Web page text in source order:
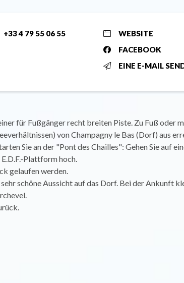
+33 4 79 55 06 55
WEBSITE
FACEBOOK
EINE E-MAIL
für Fußgänger recht breiten Piste. Zu Fuß oder
von Champagny le Bas (Dorf) aus
Sie an der "Pont des Chailles": Gehen Sie auf
Plattform hoch.
gelaufen werden.
schöne Aussicht auf das Dorf. Bei der Ankunft